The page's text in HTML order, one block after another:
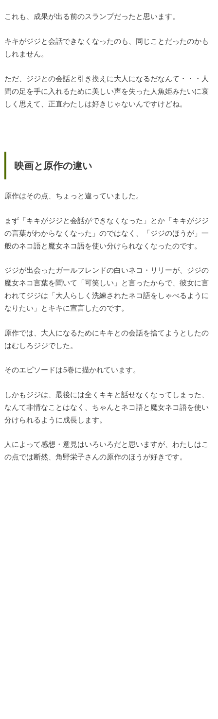
これも、成果が出る前のスランプだったと思います。
キキがジジと会話できなくなったのも、同じことだったのかも
しれません。
ただ、ジジとの会話と引き換えに大人になるだなんて・・・人
間の足を手に入れるために美しい声を失った人魚姫みたいに哀
しく思えて、正直わたしは好きじゃないんですけどね。
映画と原作の違い
原作はその点、ちょっと違っていました。
まず「キキがジジと会話ができなくなった」とか「キキがジジ
の言葉がわからなくなった」のではなく、「ジジのほうが」一
般のネコ語と魔女ネコ語を使い分けられなくなったのです。
ジジが出会ったガールフレンドの白いネコ・リリーが、ジジの
魔女ネコ言葉を聞いて「可笑しい」と言ったからで、彼女に言
われてジジは「大人らしく洗練されたネコ語をしゃべるように
なりたい」とキキに宣言したのです。
原作では、大人になるためにキキとの会話を捨てようとしたの
はむしろジジでした。
そのエピソードは5巻に描かれています。
しかもジジは、最後には全くキキと話せなくなってしまった、
なんて非情なことはなく、ちゃんとネコ語と魔女ネコ語を使い
分けられるように成長します。
人によって感想・意見はいろいろだと思いますが、わたしはこ
の点では断然、角野栄子さんの原作のほうが好きです。